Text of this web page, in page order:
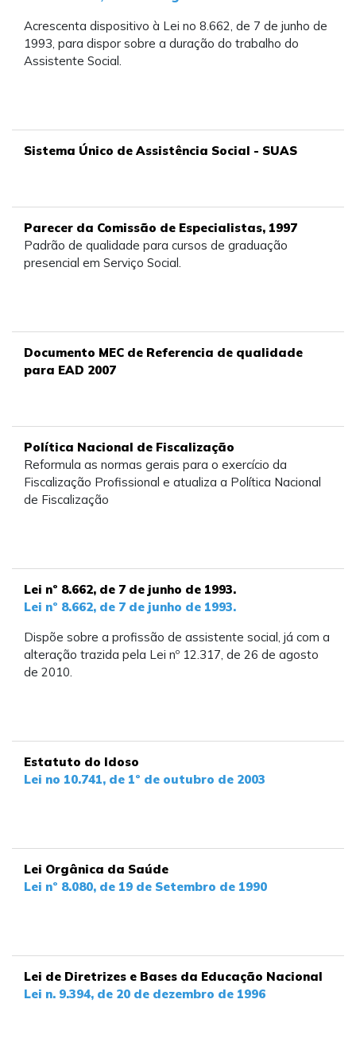
Acrescenta dispositivo à Lei no 8.662, de 7 de junho de
1993, para dispor sobre a duração do trabalho do
Assistente Social.
Sistema Único de Assistência Social - SUAS
Parecer da Comissão de Especialistas, 1997
Padrão de qualidade para cursos de graduação
presencial em Serviço Social.
Documento MEC de Referencia de qualidade
para EAD 2007
Política Nacional de Fiscalização
Reformula as normas gerais para o exercício da
Fiscalização Profissional e atualiza a Política Nacional
de Fiscalização
Lei nº 8.662, de 7 de junho de 1993.
Lei nº 8.662, de 7 de junho de 1993.
Dispõe sobre a profissão de assistente social, já com a
alteração trazida pela Lei nº 12.317, de 26 de agosto
de 2010.
Estatuto do Idoso
Lei no 10.741, de 1º de outubro de 2003
Lei Orgânica da Saúde
Lei nº 8.080, de 19 de Setembro de 1990
Lei de Diretrizes e Bases da Educação Nacional
Lei n. 9.394, de 20 de dezembro de 1996